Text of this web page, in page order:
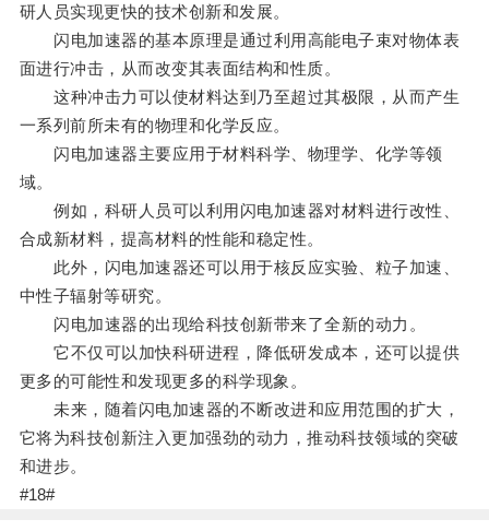
研人员实现更快的技术创新和发展。
闪电加速器的基本原理是通过利用高能电子束对物体表
面进行冲击，从而改变其表面结构和性质。
这种冲击力可以使材料达到乃至超过其极限，从而产生
一系列前所未有的物理和化学反应。
闪电加速器主要应用于材料科学、物理学、化学等领
域。
例如，科研人员可以利用闪电加速器对材料进行改性、
合成新材料，提高材料的性能和稳定性。
此外，闪电加速器还可以用于核反应实验、粒子加速、
中性子辐射等研究。
闪电加速器的出现给科技创新带来了全新的动力。
它不仅可以加快科研进程，降低研发成本，还可以提供
更多的可能性和发现更多的科学现象。
未来，随着闪电加速器的不断改进和应用范围的扩大，
它将为科技创新注入更加强劲的动力，推动科技领域的突破
和进步。
#18#